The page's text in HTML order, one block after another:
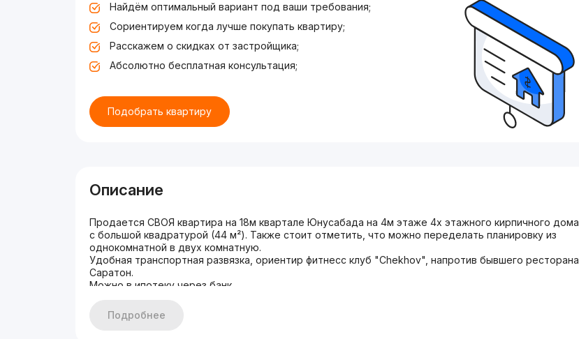
Найдём оптимальный вариант под ваши требования;
Сориентируем когда лучше покупать квартиру;
Расскажем о скидках от застройщика;
Абсолютно бесплатная консультация;
Подобрать квартиру
Описание
Продается СВОЯ квартира на 18м квартале Юнусабада на 4м этаже 4х этажного кирпичного дома
с большой квадратурой (44 м²). Также стоит отметить, что можно переделать планировку из
однокомнатной в двух комнатную.
Удобная транспортная развязка, ориентир фитнесс клуб "Chekhov", напротив бывшего ресторана
Саратон.
Можно в ипотеку через банк.
ремонта
Идеальный вариант для сдачи в аренду или для собственного проживания.
Подробнее